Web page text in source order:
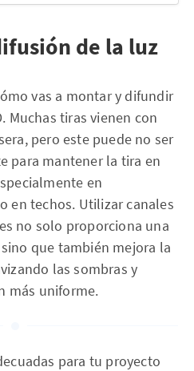
de la luz
vas a montar y difundir
Muchas tiras vienen con
pero este puede no ser
para mantener la tira en
en
en techos. Utilizar canales
no solo proporciona una
que también mejora la
las sombras y
más uniforme.
para tu proyecto